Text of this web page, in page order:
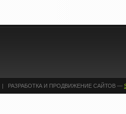
| РАЗРАБОТКА И ПРОДВИЖЕНИЕ САЙТОВ —